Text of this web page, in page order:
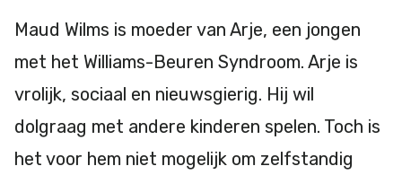
Maud Wilms is moeder van Arje, een jongen
met het Williams-Beuren Syndroom. Arje is
vrolijk, sociaal en nieuwsgierig. Hij wil
dolgraag met andere kinderen spelen. Toch is
het voor hem niet mogelijk om zelfstandig